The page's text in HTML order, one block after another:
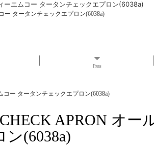
ーエムコー タータンチェックエプロン(6038a)
ー タータンチェックエプロン(6038a)
Press
ー タータンチェックエプロン(6038a)
APRON オ
(6038a)